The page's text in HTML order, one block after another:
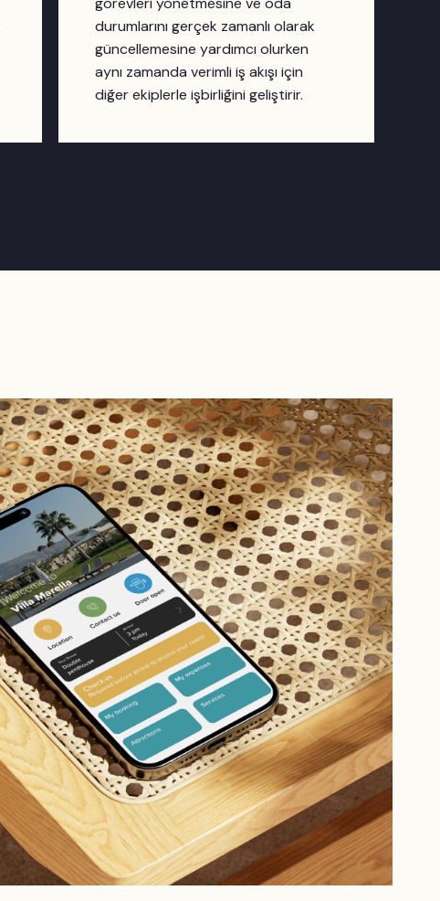
durumlarını gerçek zamanlı olarak
güncellemesine yardımcı olurken
aynı zamanda verimli iş akışı için
diğer ekiplerle işbirliğini geliştirir.